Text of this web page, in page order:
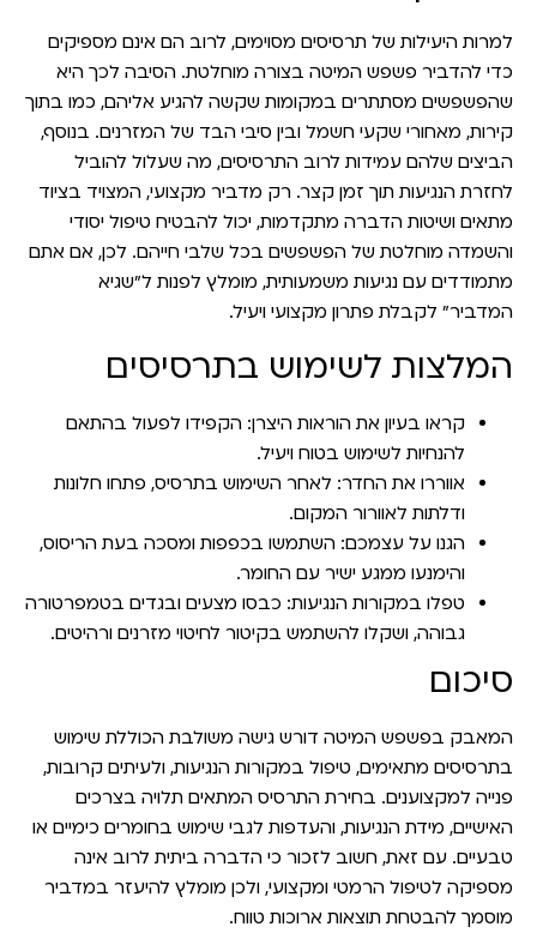
למרות היעילות של תרסיסים מסוימים, לרוב הם אינם מספיקים
כדי להדביר פשפש המיטה בצורה מוחלטת. הסיבה לכך היא
שהפשפשים מסתתרים במקומות שקשה להגיע אליהם, כמו בתוך
קירות, מאחורי שקעי חשמל ובין סיבי הבד של המזרנים. בנוסף,
הביצים שלהם עמידות לרוב התרסיסים, מה שעלול להוביל
לחזרת הנגיעות תוך זמן קצר. רק מדביר מקצועי, המצויד בציוד
מתאים ושיטות הדברה מתקדמות, יכול להבטיח טיפול יסודי
והשמדה מוחלטת של הפשפשים בכל שלבי חייהם. לכן, אם אתם
מתמודדים עם נגיעות משמעותית, מומלץ לפנות ל"שגיא
המדביר" לקבלת פתרון מקצועי ויעיל.
המלצות לשימוש בתרסיסים
קראו בעיון את הוראות היצרן: הקפידו לפעול בהתאם
להנחיות לשימוש בטוח ויעיל.
אווררו את החדר: לאחר השימוש בתרסיס, פתחו חלונות
ודלתות לאוורור המקום.
הגנו על עצמכם: השתמשו בכפפות ומסכה בעת הריסוס,
והימנעו ממגע ישיר עם החומר.
טפלו במקורות הנגיעות: כבסו מצעים ובגדים בטמפרטורה
גבוהה, ושקלו להשתמש בקיטור לחיטוי מזרנים ורהיטים.
סיכום
המאבק בפשפש המיטה דורש גישה משולבת הכוללת שימוש
בתרסיסים מתאימים, טיפול במקורות הנגיעות, ולעיתים קרובות,
פנייה למקצוענים. בחירת התרסיס המתאים תלויה בצרכים
האישיים, מידת הנגיעות, והעדפות לגבי שימוש בחומרים כימיים או
טבעיים. עם זאת, חשוב לזכור כי הדברה ביתית לרוב אינה
מספיקה לטיפול הרמטי ומקצועי, ולכן מומלץ להיעזר במדביר
מוסמך להבטחת תוצאות ארוכות טווח.